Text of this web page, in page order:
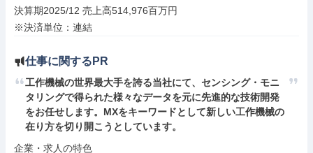
決算期2025/12 売上高514,976百万円
※決済単位：連結
仕事に関するPR
工作機械の世界最大手を誇る当社にて、センシング・モニ
タリングで得られた様々なデータを元に先進的な技術開発
をお任せします。MXをキーワードとして新しい工作機械の
在り方を切り開こうとしています。
企業・求人の特色